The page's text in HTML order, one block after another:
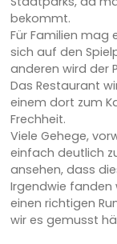
bekommt.
Für Familien mag
sich auf den
anderen wird der
Das Restaurant
einem dort zum
Frechheit.
Viele Gehege,
einfach deutlich
ansehen, dass
Irgendwie fanden
einen richtigen
wir es gemusst